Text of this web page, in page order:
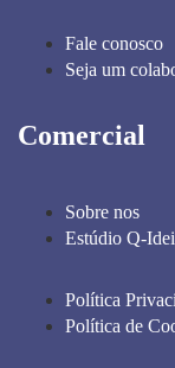
Fale conosco
Seja um
Comercial
Sobre nos
Estúdio Q-
Política
Política de